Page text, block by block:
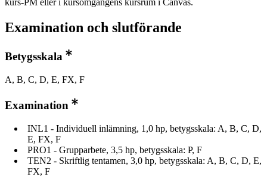
kurs-PM eller i kursomgångens kursrum i Canvas.
Examination och slutförande
Betygsskala
A, B, C, D, E, FX, F
Examination
INL1 - Individuell inlämning, 1,0 hp, betygsskala: A, B, C, D,
E, FX, F
PRO1 - Grupparbete, 3,5 hp, betygsskala: P, F
TEN2 - Skriftlig tentamen, 3,0 hp, betygsskala: A, B, C, D, E,
FX, F